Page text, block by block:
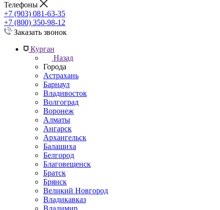
Телефоны
+7 (903) 081-63-35
+7 (800) 350-98-12
Заказать звонок
Курган
Назад
Города
Астрахань
Барнаул
Владивосток
Волгоград
Воронеж
Алматы
Ангарск
Архангельск
Балашиха
Белгород
Благовещенск
Братск
Брянск
Великий Новгород
Владикавказ
Владимир